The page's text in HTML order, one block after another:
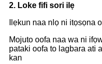
2. Loke fifi sori ilẹ
Ilẹkun naa nlọ ni itọsọna
Mojuto oofa naa wa ni
pataki oofa to lagbara ati
kan